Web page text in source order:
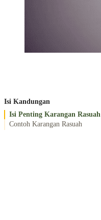
Isi Kandungan
Isi Penting Karangan Rasuah
Contoh Karangan Rasuah